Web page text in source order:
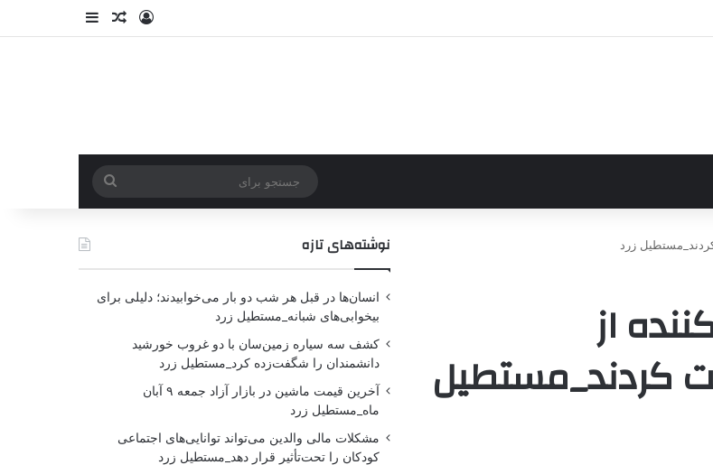
زرد
از
کردند_مستطیل
نوشته‌های تازه
انسان‌ها در قبل هر شب دو بار می‌خوابیدند؛ دلیلی برای
بیخوابی‌های شبانه_مستطیل زرد
کشف سه سیاره زمین‌سان با دو غروب خورشید
دانشمندان را شگفت‌زده کرد_مستطیل زرد
آخرین قیمت ماشین در بازار آزاد جمعه ۹ آبان
ماه_مستطیل زرد
مشکلات مالی والدین می‌تواند توانایی‌های اجتماعی
کودکان را تحت‌تأثیر قرار دهد_مستطیل زرد